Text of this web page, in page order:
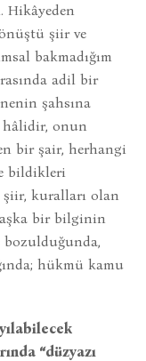
Hikâyeden
şiir ve
bakmadığım
adil bir
şahsına
hâlidir, onun
bir şair, herhangi
bildikleri
şiir, kuralları olan
bir bilginin
bozulduğunda,
hükmü kamu
“düzyazı